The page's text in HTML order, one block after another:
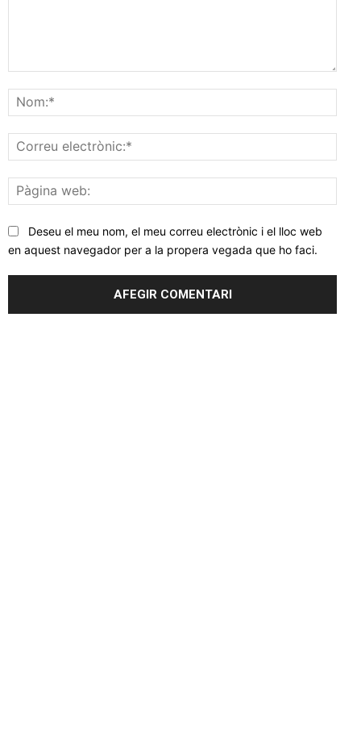
web:
Deseu el meu nom, el meu correu electrònic i el lloc web
en aquest navegador per a la propera vegada que ho faci.